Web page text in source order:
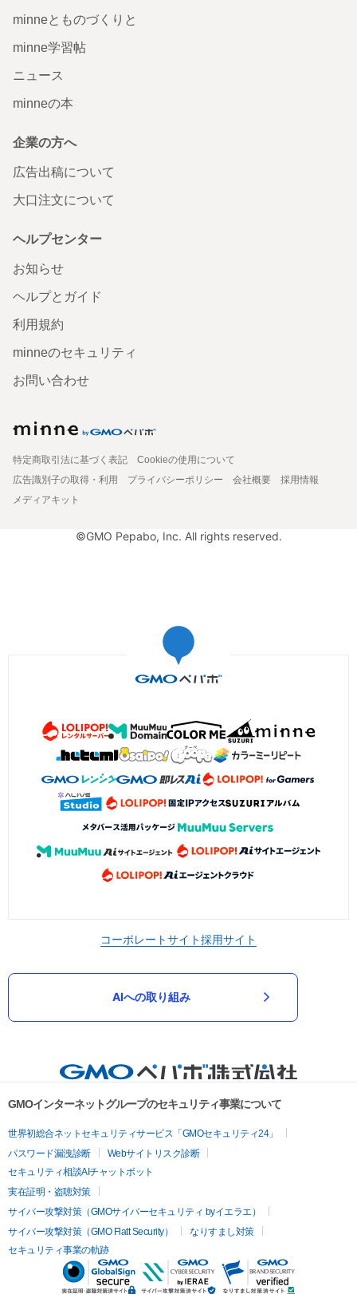
minneとものづくりと
minne学習帖
ニュース
minneの本
企業の方へ
広告出稿について
大口注文について
ヘルプセンター
お知らせ
ヘルプとガイド
利用規約
minneのセキュリティ
お問い合わせ
特定商取引法に基づく表記
Cookieの使用について
広告識別子の取得・利用
プライバシーポリシー 会社概要
採用情報
メディアキット
©GMO Pepabo, Inc. All rights reserved.
コーポレートサイト採用サイト
AIへの取り組み
GMOインターネットグループのセキュリティ事業について
世界初総合ネットセキュリティサービス「GMOセキュリティ24」
パスワード漏洩診断
Webサイトリスク診断
セキュリティ相談AIチャットボット
実在証明・盗聴対策
サイバー攻撃対策（GMOサイバーセキュリティ byイエラエ）
サイバー攻撃対策（GMO Flatt Security）
なりすまし対策
セキュリティ事業の軌跡